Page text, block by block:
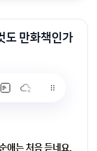
도 만화책인가
애는 처음 듣네요.